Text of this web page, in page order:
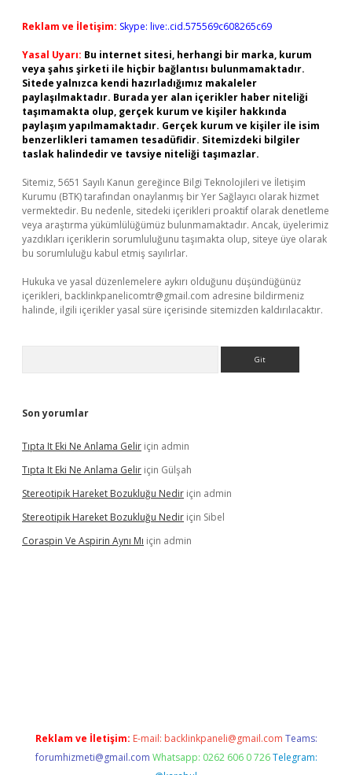
Reklam ve İletişim: Skype: live:.cid.575569c608265c69
Yasal Uyarı: Bu internet sitesi, herhangi bir marka, kurum
veya şahıs şirketi ile hiçbir bağlantısı bulunmamaktadır.
Sitede yalnızca kendi hazırladığımız makaleler
paylaşılmaktadır. Burada yer alan içerikler haber niteliği
taşımamakta olup, gerçek kurum ve kişiler hakkında
paylaşım yapılmamaktadır. Gerçek kurum ve kişiler ile isim
benzerlikleri tamamen tesadüfidir. Sitemizdeki bilgiler
taslak halindedir ve tavsiye niteliği taşımazlar.
Sitemiz, 5651 Sayılı Kanun gereğince Bilgi Teknolojileri ve İletişim
Kurumu (BTK) tarafından onaylanmış bir Yer Sağlayıcı olarak hizmet
vermektedir. Bu nedenle, sitedeki içerikleri proaktif olarak denetleme
veya araştırma yükümlülüğümüz bulunmamaktadır. Ancak, üyelerimiz
yazdıkları içeriklerin sorumluluğunu taşımakta olup, siteye üye olarak
bu sorumluluğu kabul etmiş sayılırlar.
Hukuka ve yasal düzenlemelere aykırı olduğunu düşündüğünüz
içerikleri, backlinkpanelicomtr@gmail.com adresine bildirmeniz
halinde, ilgili içerikler yasal süre içerisinde sitemizden kaldırılacaktır.
Son yorumlar
Tıpta It Eki Ne Anlama Gelir için admin
Tıpta It Eki Ne Anlama Gelir için Gülşah
Stereotipik Hareket Bozukluğu Nedir için admin
Stereotipik Hareket Bozukluğu Nedir için Sibel
Coraspin Ve Aspirin Aynı Mı için admin
Reklam ve İletişim: E-mail: backlinkpaneli@gmail.com Teams:
forumhizmeti@gmail.com Whatsapp: 0262 606 0 726 Telegram: